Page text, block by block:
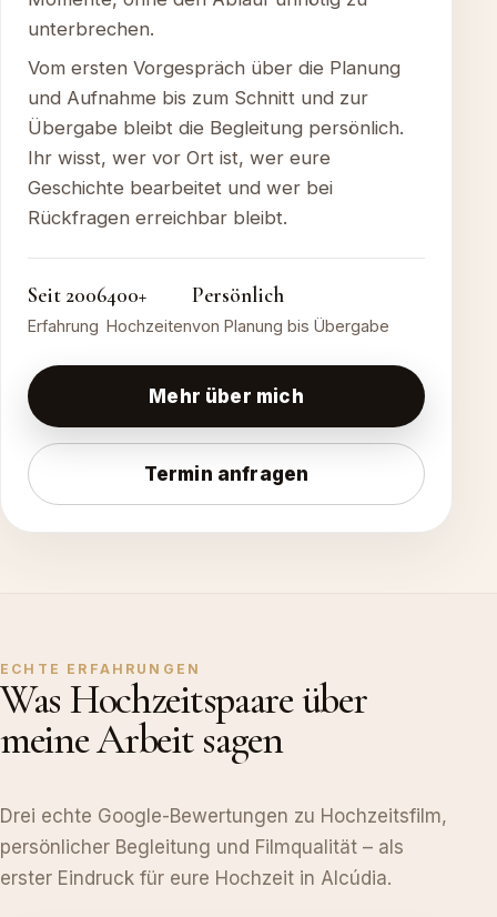
unterbrechen.
Vom ersten Vorgespräch über die Planung
und Aufnahme bis zum Schnitt und zur
Übergabe bleibt die Begleitung persönlich.
Ihr wisst, wer vor Ort ist, wer eure
Geschichte bearbeitet und wer bei
Rückfragen erreichbar bleibt.
Seit 2006
Erfahrung
400+
Hochzeiten
Persönlich
von Planung bis Übergabe
Mehr über mich
Termin anfragen
ECHTE ERFAHRUNGEN
Was Hochzeitspaare über
meine Arbeit sagen
Drei echte Google-Bewertungen zu Hochzeitsfilm,
persönlicher Begleitung und Filmqualität – als
erster Eindruck für eure Hochzeit in Alcúdia.